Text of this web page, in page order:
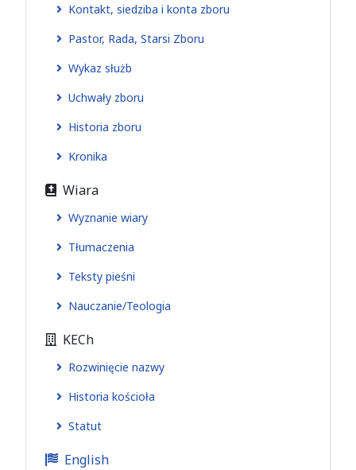
Kontakt, siedziba i konta zboru
Pastor, Rada, Starsi Zboru
Wykaz służb
Uchwały zboru
Historia zboru
Kronika
Wiara
Wyznanie wiary
Tłumaczenia
Teksty pieśni
Nauczanie/Teologia
KECh
Rozwinięcie nazwy
Historia kościoła
Statut
English